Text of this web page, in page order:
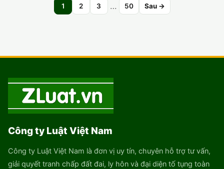
1 2 3 … 50 Sau →
Công ty Luật Việt Nam
Công ty Luật Việt Nam là đơn vị uy tín, chuyên hỗ trợ tư vấn,
giải quyết tranh chấp đất đai, ly hôn và đại diện tố tụng toàn